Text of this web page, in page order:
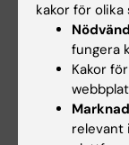
ARTICLE:
BIOLOGY.
Protein
Regulates
of the p73
Domain
kakor för olika
fungera
Kakor för
relevant